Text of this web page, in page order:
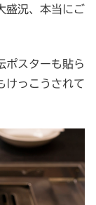
盛況、本当にご
ポスターも貼ら
けっこうされて